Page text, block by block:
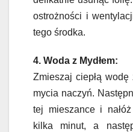
ostrożności i
tego środka.
4. Woda z Mydłem:
Zmieszaj ciepłą wodę
mycia naczyń.
tej mieszance i
kilka minut, a